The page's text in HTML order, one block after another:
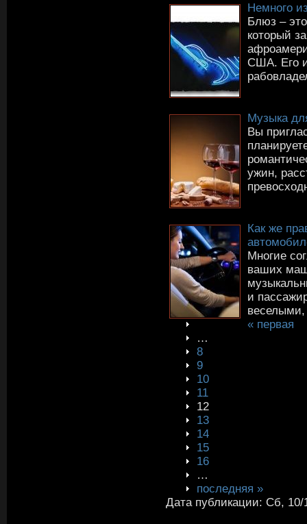
Немного
Блюз –
который
США. Его
Музыка
Вы
ужин,
Как же
Многие
ваших
и
« первая
…
8
9
10
11
12
13
14
15
16
…
последняя »
Дата публикации: Сб, 10/